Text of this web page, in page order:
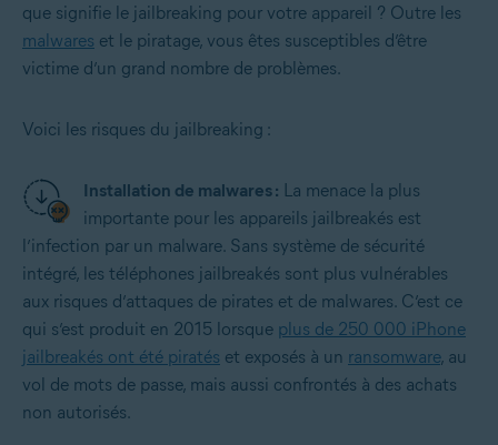
que signifie le jailbreaking pour votre appareil ? Outre les
malwares et le piratage, vous êtes susceptibles d’être
victime d’un grand nombre de problèmes.
Voici les risques du jailbreaking :
Installation de malwares : La menace la plus
importante pour les appareils jailbreakés est
l’infection par un malware. Sans système de sécurité
intégré, les téléphones jailbreakés sont plus vulnérables
aux risques d’attaques de pirates et de malwares. C’est ce
qui s’est produit en 2015 lorsque plus de 250 000 iPhone
jailbreakés ont été piratés et exposés à un ransomware, au
vol de mots de passe, mais aussi confrontés à des achats
non autorisés.